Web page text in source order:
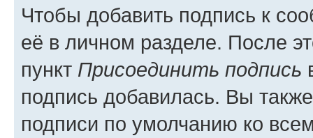
Чтобы добавить подпись к
её в личном разделе. После
пункт Присоединить подпись
подпись добавилась. Вы
подписи по умолчанию ко